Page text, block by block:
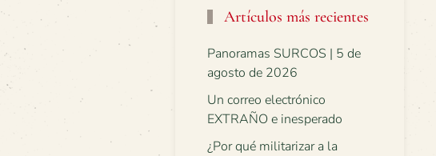
Artículos más recientes
Panoramas SURCOS | 5 de
agosto de 2026
Un correo electrónico
EXTRAÑO e inesperado
¿Por qué militarizar a la